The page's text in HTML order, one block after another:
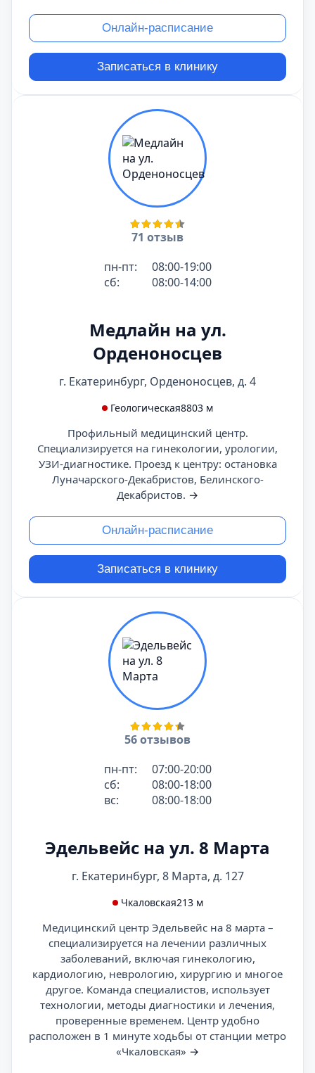
Онлайн-расписание
Записаться в клинику
71 отзыв
пн-пт:
08:00-19:00
сб:
08:00-14:00
Медлайн на ул.
Орденоносцев
г. Екатеринбург, Орденоносцев, д. 4
Геологическая8803 м
Профильный медицинский центр.
Специализируется на гинекологии, урологии,
УЗИ-диагностике. Проезд к центру: остановка
Луначарского-Декабристов, Белинского-
Декабристов. →
Онлайн-расписание
Записаться в клинику
56 отзывов
пн-пт:
07:00-20:00
сб:
08:00-18:00
вс:
08:00-18:00
Эдельвейс на ул. 8 Марта
г. Екатеринбург, 8 Марта, д. 127
Чкаловская213 м
Медицинский центр Эдельвейс на 8 марта –
специализируется на лечении различных
заболеваний, включая гинекологию,
кардиологию, неврологию, хирургию и многое
другое. Команда специалистов, использует
технологии, методы диагностики и лечения,
проверенные временем. Центр удобно
расположен в 1 минуте ходьбы от станции метро
«Чкаловская» →